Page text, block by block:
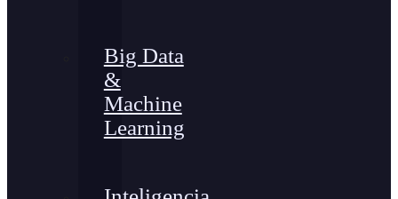
Big Data
&
Machine
Learning